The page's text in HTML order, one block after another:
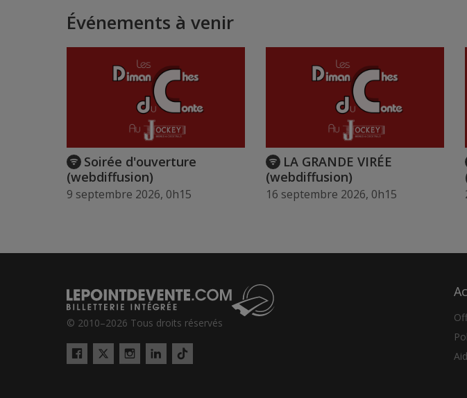
Événements à venir
Soirée d'ouverture
(webdiffusion)
9 septembre 2026, 0h15
LA GRANDE VIRÉE
(webdiffusion)
16 septembre 2026, 0h15
© 2010–2026 Tous droits réservés
Facebook
Twitter
InstagramLinkedIn
Tiktok